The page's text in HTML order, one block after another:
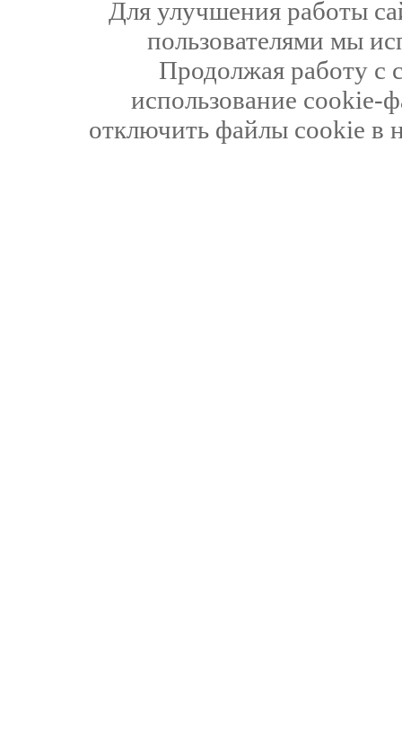
Для улучшения работы
пользователями мы
Продолжая работу с
использование cookie-
отключить файлы cookie в